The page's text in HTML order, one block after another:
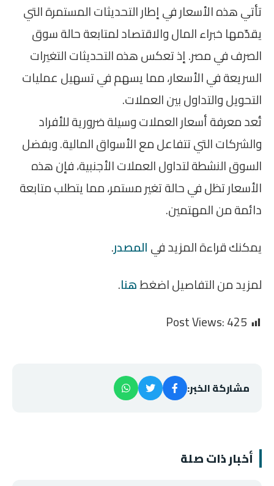
تأتي هذه الأسعار في إطار التحديثات المستمرة التي
يقدّمها خبراء المال والاقتصاد لمتابعة حالة سوق
الصرف في مصر. إذ تعكس هذه التحديثات التغيرات
السريعة في الأسعار، مما يسهم في تسهيل عمليات
التحويل والتداول بين العملات.
تُعد معرفة أسعار العملات وسيلة ضرورية للأفراد
والشركات التي تتفاعل مع الأسواق المالية. وبفضل
السوق النشطة لتداول العملات الأجنبية، فإن هذه
الأسعار تظل في حالة تغير مستمر، مما يتطلب متابعة
دائمة من المهتمين.
يمكنك قراءة المزيد فيالمصدر.
لمزيد من التفاصيل اضغطهنا.
Post Views:425
مشاركة الخبر:
أخبار ذات صلة